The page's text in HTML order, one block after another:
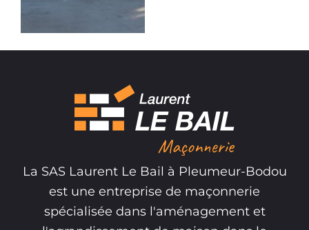
La SAS Laurent Le Bail à Pleumeur-Bodou
est une entreprise de maçonnerie
spécialisée dans l'aménagement et